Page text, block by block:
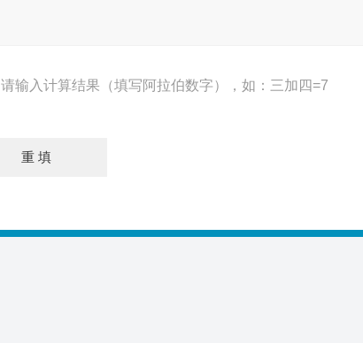
请输入计算结果（填写阿拉伯数字），如：三加四=7